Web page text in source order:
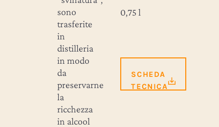
sono
trasferite
in
distilleria
in modo
da
preservarne
la
ricchezza
in alcool
0,75 l
SCHEDA
TECNICA